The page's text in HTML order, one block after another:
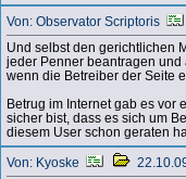
Von: Observator Scriptoris
Und selbst den gerichtlichen
jeder Penner beantragen und
wenn die Betreiber der Seite
Betrug im Internet gab es vor
sicher bist, dass es sich um
diesem User schon geraten
Von: Kyoske